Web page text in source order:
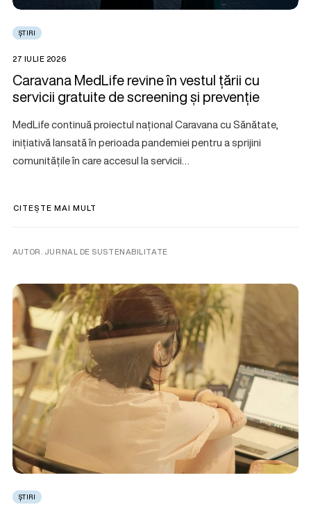
ȘTIRI
27 IULIE 2026
Caravana MedLife revine în vestul țării cu
servicii gratuite de screening și prevenție
MedLife continuă proiectul național Caravana cu Sănătate,
inițiativă lansată în perioada pandemiei pentru a sprijini
comunitățile în care accesul la servicii…
CITEȘTE MAI MULT
AUTOR. JURNAL DE SUSTENABILITATE
ȘTIRI